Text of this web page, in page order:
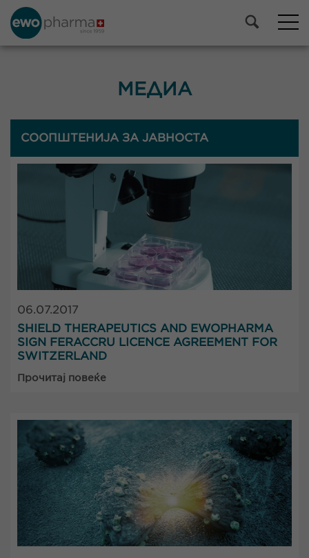
МЕДИА
СООПШТЕНИЈА ЗА ЈАВНОСТА
06.07.2017
SHIELD THERAPEUTICS AND EWOPHARMA
SIGN FERACCRU LICENCE AGREEMENT FOR
SWITZERLAND
Прочитај повеќе